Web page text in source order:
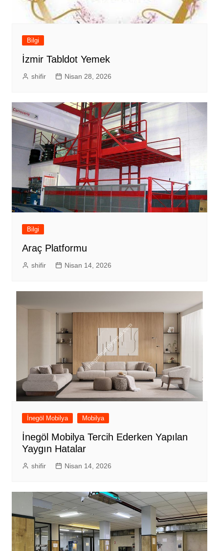
Bilgi
İzmir Tabldot Yemek
shifir Nisan 28, 2026
Bilgi
Araç Platformu
shifir Nisan 14, 2026
İnegöl Mobilya Mobilya
İnegöl Mobilya Tercih Ederken Yapılan
Yaygın Hatalar
shifir Nisan 14, 2026